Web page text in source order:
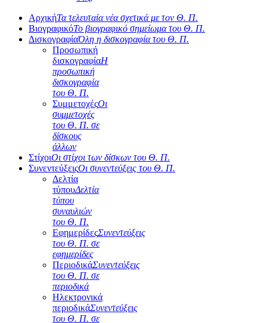
ΑρχικήΤα τελευταία νέα σχετικά με τον Θ. Π.
ΒιογραφικόΤο βιογραφικό σημείωμα του Θ. Π.
ΔισκογραφίαΌλη η δισκογραφία του Θ. Π.
Προσωπική
δισκογραφίαΗ
προσωπική
δισκογραφία
του Θ. Π.
ΣυμμετοχέςΟι
συμμετοχές
του Θ. Π. σε
δίσκους
άλλων
ΣτίχοιΟι στίχοι των δίσκων του Θ. Π.
ΣυνεντεύξειςΟι συνεντεύξεις του Θ. Π.
Δελτία
τύπουΔελτία
τύπου
συναυλιών
του Θ. Π.
ΕφημερίδεςΣυνεντεύξεις
του Θ. Π. σε
εφημερίδες
ΠεριοδικάΣυνεντεύξεις
του Θ. Π. σε
περιοδικά
Ηλεκτρονικά
περιοδικάΣυνεντεύξεις
του Θ. Π. σε